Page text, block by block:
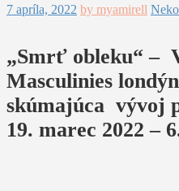
7 apríla, 2022 by myamirell
„Smrť obleku“ –
Masculinies
skúmajúca vývoj
19. marec 2022 –